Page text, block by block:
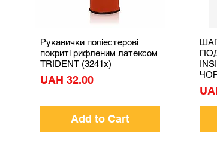
Quick View
Рукавички поліестерові
покриті рифленим латексом
TRIDENT (3241x)
Price
UAH 32.00
Add to Cart